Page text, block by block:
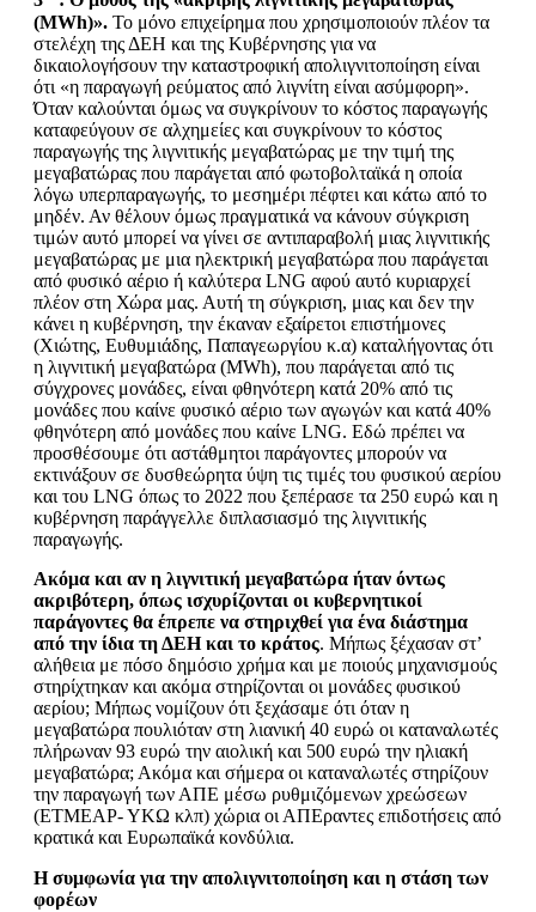
(MWh)». Το μόνο επιχείρημα που χρησιμοποιούν πλέον τα
στελέχη της ΔΕΗ και της Κυβέρνησης για να
δικαιολογήσουν την καταστροφική απολιγνιτοποίηση είναι
ότι «η παραγωγή ρεύματος από λιγνίτη είναι ασύμφορη».
Όταν καλούνται όμως να συγκρίνουν το κόστος παραγωγής
καταφεύγουν σε αλχημείες και συγκρίνουν το κόστος
παραγωγής της λιγνιτικής μεγαβατώρας με την τιμή της
μεγαβατώρας που παράγεται από φωτοβολταϊκά η οποία
λόγω υπερπαραγωγής, το μεσημέρι πέφτει και κάτω από το
μηδέν. Αν θέλουν όμως πραγματικά να κάνουν σύγκριση
τιμών αυτό μπορεί να γίνει σε αντιπαραβολή μιας λιγνιτικής
μεγαβατώρας με μια ηλεκτρική μεγαβατώρα που παράγεται
από φυσικό αέριο ή καλύτερα LNG αφού αυτό κυριαρχεί
πλέον στη Χώρα μας. Αυτή τη σύγκριση, μιας και δεν την
κάνει η κυβέρνηση, την έκαναν εξαίρετοι επιστήμονες
(Χιώτης, Ευθυμιάδης, Παπαγεωργίου κ.α) καταλήγοντας ότι
η λιγνιτική μεγαβατώρα (MWh), που παράγεται από τις
σύγχρονες μονάδες, είναι φθηνότερη κατά 20% από τις
μονάδες που καίνε φυσικό αέριο των αγωγών και κατά 40%
φθηνότερη από μονάδες που καίνε LNG. Εδώ πρέπει να
προσθέσουμε ότι αστάθμητοι παράγοντες μπορούν να
εκτινάξουν σε δυσθεώρητα ύψη τις τιμές του φυσικού αερίου
και του LNG όπως το 2022 που ξεπέρασε τα 250 ευρώ και η
κυβέρνηση παράγγελλε διπλασιασμό της λιγνιτικής
παραγωγής.
Ακόμα και αν η λιγνιτική μεγαβατώρα ήταν όντως
ακριβότερη, όπως ισχυρίζονται οι κυβερνητικοί
παράγοντες θα έπρεπε να στηριχθεί για ένα διάστημα
από την ίδια τη ΔΕΗ και το κράτος. Μήπως ξέχασαν στ’
αλήθεια με πόσο δημόσιο χρήμα και με ποιούς μηχανισμούς
στηρίχτηκαν και ακόμα στηρίζονται οι μονάδες φυσικού
αερίου; Μήπως νομίζουν ότι ξεχάσαμε ότι όταν η
μεγαβατώρα πουλιόταν στη λιανική 40 ευρώ οι καταναλωτές
πλήρωναν 93 ευρώ την αιολική και 500 ευρώ την ηλιακή
μεγαβατώρα; Ακόμα και σήμερα οι καταναλωτές στηρίζουν
την παραγωγή των ΑΠΕ μέσω ρυθμιζόμενων χρεώσεων
(ΕΤΜΕΑΡ- ΥΚΩ κλπ) χώρια οι ΑΠΕραντες επιδοτήσεις από
κρατικά και Ευρωπαϊκά κονδύλια.
Η συμφωνία για την απολιγνιτοποίηση και η στάση των
φορέων